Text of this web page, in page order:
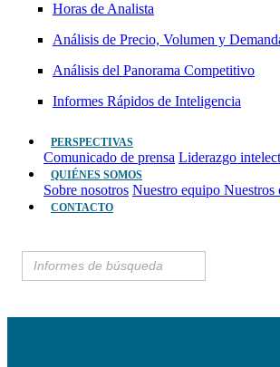
Horas de Analista
Análisis de Precio, Volumen y
Análisis del Panorama Competitivo
Informes Rápidos de Inteligencia
PERSPECTIVAS
Comunicado de prensa Liderazgo
QUIÉNES SOMOS
Sobre nosotros Nuestro equipo Nuestros
CONTACTO